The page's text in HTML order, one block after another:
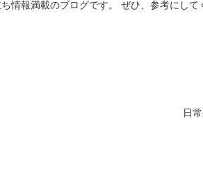
情報満載のブログです。 ぜひ、参考にし
日